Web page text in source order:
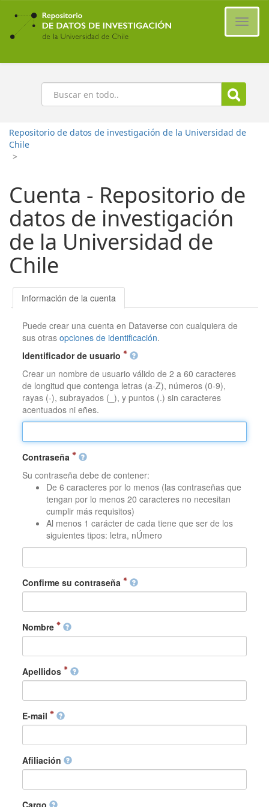
Ir
contenido
principal
Buscar
Repositorio de datos de investigación de la Universidad de
Chile
>
Cuenta - Repositorio de
datos de investigación
de la Universidad de
Chile
Información de la cuenta
Puede crear una cuenta en Dataverse con cualquiera de
sus otrasopciones de identificación.
Identificador de usuario
Crear un nombre de usuario válido de 2 a 60 caracteres
de longitud que contenga letras (a-Z), números (0-9),
rayas (-), subrayados (_), y puntos (.) sin caracteres
acentuados ni eñes.
Contraseña
Su contraseña debe de contener:
De 6 caracteres por lo menos (las contraseñas que
tengan por lo menos 20 caracteres no necesitan
cumplir más requisitos)
Al menos 1 carácter de cada tiene que ser de los
siguientes tipos: letra, nÚmero
Confirme su contraseña
Nombre
Apellidos
E-mail
Afiliación
Cargo